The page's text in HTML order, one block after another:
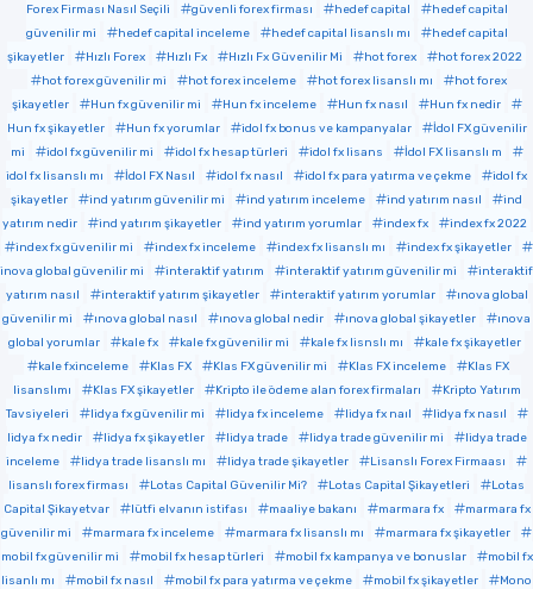
Forex Firması Nasıl Seçili
güvenli forex firması hedef capital
hedef capital
güvenilir mi
hedef capital inceleme hedef capital lisanslı mı
hedef capital
şikayetler
Hızlı Forex Hızlı Fx Hızlı Fx Güvenilir Mi hot forex
hot forex 2022
hot forex güvenilir mi
hot forex inceleme hot forex lisanslı mı
hot forex
şikayetler
Hun fx güvenilir mi Hun fx inceleme Hun fx nasıl
Hun fx nedir
Hun fx şikayetler
Hun fx yorumlar idol fx bonus ve kampanyalar
İdol FX güvenilir
mi
idol fx güvenilir mi idol fx hesap türleri idol fx lisans
İdol FX lisanslı m
idol fx lisanslı mı
İdol FX Nasıl idol fx nasıl idol fx para yatırma ve çekme
idol fx
şikayetler
ind yatırım güvenilir mi ind yatırım inceleme ind yatırım nasıl
ind
yatırım nedir
ind yatırım şikayetler ind yatırım yorumlar index fx
index fx 2022
index fx güvenilir mi
index fx inceleme index fx lisanslı mı
index fx şikayetler
inova global güvenilir mi
interaktif yatırım interaktif yatırım güvenilir mi
interaktif
yatırım nasıl
interaktif yatırım şikayetler interaktif yatırım yorumlar
ınova global
güvenilir mi
ınova global nasıl ınova global nedir ınova global şikayetler
ınova
global yorumlar
kale fx kale fx güvenilir mi kale fx lisnslı mı
kale fx şikayetler
kale fxinceleme
Klas FX Klas FX güvenilir mi Klas FX inceleme
Klas FX
lisanslımı
Klas FX şikayetler Kripto ile ödeme alan forex firmaları
Kripto Yatırım
Tavsiyeleri
lidya fx güvenilir mi lidya fx inceleme lidya fx naıl
lidya fx nasıl
lidya fx nedir
lidya fx şikayetler lidya trade lidya trade güvenilir mi
lidya trade
inceleme
lidya trade lisanslı mı lidya trade şikayetler
Lisanslı Forex Firmaası
lisanslı forex firması
Lotas Capital Güvenilir Mi? Lotas Capital Şikayetleri
Lotas
Capital Şikayetvar
lütfi elvanın istifası maaliye bakanı marmara fx
marmara fx
güvenilir mi
marmara fx inceleme marmara fx lisanslı mı
marmara fx şikayetler
mobil fx güvenilir mi
mobil fx hesap türleri mobil fx kampanya ve bonuslar
mobil fx
lisanlı mı
mobil fx nasıl mobil fx para yatırma ve çekme mobil fx şikayetler
Mono